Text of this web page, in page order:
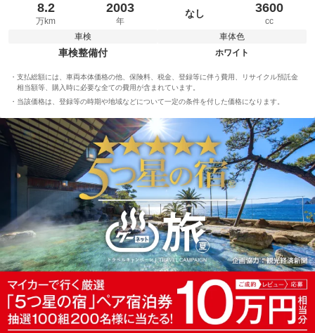
8.2
万km
2003
年
なし 3600
cc
車検
車検整備付
車体色
ホワイト
支払総額には、車両本体価格の他、保険料、税金、登録等に伴う費用、リサイクル預託金
相当額等、購入時に必要な全ての費用が含まれています。
当該価格は、登録等の時期や地域などについて一定の条件を付した価格になります。